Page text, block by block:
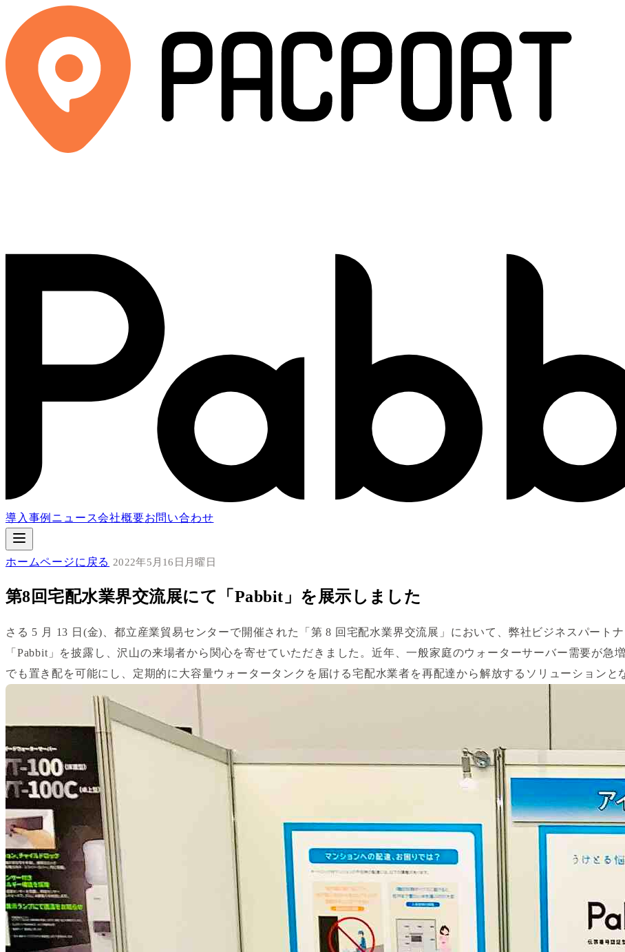
導入事例 ニュース会社概要お問い合わせ
ホームページに戻る 2022年5月16日月曜日
第8回宅配水業界交流展にて「Pabbit」を展示しました
さる 5 月 13 日(金)、都立産業貿易センターで開催された「第 8 回宅配水業界交流展」において、弊社ビジネスパート
「Pabbit」を披露し、沢山の来場者から関心を寄せていただきました。近年、一般家庭のウォーターサーバー需要が急
でも置き配を可能にし、定期的に大容量ウォータータンクを届ける宅配水業者を再配達から解放するソリューションと